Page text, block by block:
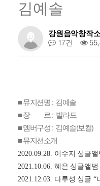
김예솔
강원음악창작
17건
■ 뮤지션명 : 김예솔
■ 장 르 : 발라드
■ 멤버구성 : 김예솔(보컬)
■ 뮤지션소개
2020.09.28. 이수지 싱글
2021.10.06. 혜은 싱글앨범
2021.12.03. 다루성 싱글 “